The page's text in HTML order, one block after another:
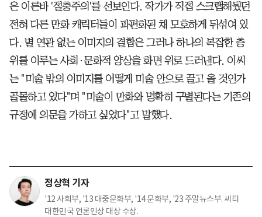
은 이른바 '절충주의'를 선보인다. 작가가 직접 스크랩해뒀던
전혀 다른 만화 캐릭터들이 파편화된 채 모호하게 뒤섞여 있
다. 별 연관 없는 이미지의 결합은 그러나 하나의 복잡한 층
위를 이루는 사회·문화적 양상을 화면 위로 드러낸다. 이씨
는 "미술 밖의 이미지를 어떻게 미술 안으로 끌고 올 것인가
골몰하고 있다"며 "미술이 만화와 명확히 구별된다는 기존의
규정에 의문을 가하고 싶었다"고 말했다.
정상혁 기자
'12 사회부, '13 대중문화부, '14 문화부, '23 주말뉴스부. 씨티
대한민국 언론인상 대상 수상.